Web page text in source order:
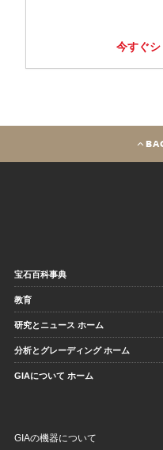
今すぐ
宝石百科事典
教育
研究とニュース ホーム
分析とグレーディング ホーム
GIAについて ホーム
GIAの機器について